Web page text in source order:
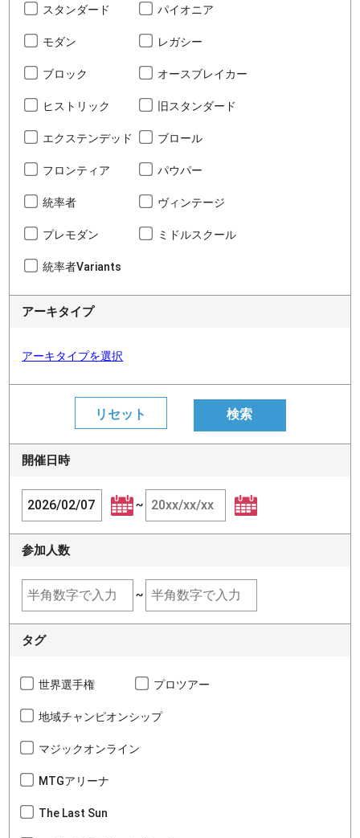
スタンダード パイオニア
モダン レガシー
ブロック オースブレイカー
ヒストリック 旧スタンダード
エクステンデッド ブロール
フロンティア パウパー
統率者 ヴィンテージ
プレモダン ミドルスクール
統率者Variants
アーキタイプ
アーキタイプを選択
開催日時
~
参加人数
~
タグ
世界選手権 プロツアー
地域チャンピオンシップ
マジックオンライン
MTGアリーナ
The Last Sun